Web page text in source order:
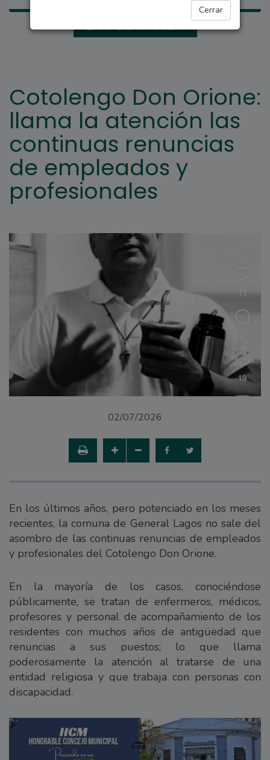
Cerrar
LA POSTA HOY
Cotolengo Don Orione:
llama la atención las
continuas renuncias
de empleados y
profesionales
02/07/2026
En los últimos años, pero potenciado en los meses
recientes, la comuna de General Lagos no sale del
asombro de las continuas renuncias de empleados
y profesionales del Cotolengo Don Orione.
En la mayoría de los casos, conociéndose
públicamente, se tratan de enfermeros, médicos,
profesores y personal de acompañamiento de los
residentes con muchos años de antigüedad que
renuncias a sus puestos; lo que llama
poderosamente la atención al tratarse de una
entidad religiosa y que trabaja con personas con
discapacidad.